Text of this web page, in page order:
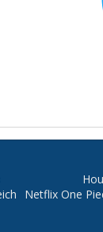
Netflix One